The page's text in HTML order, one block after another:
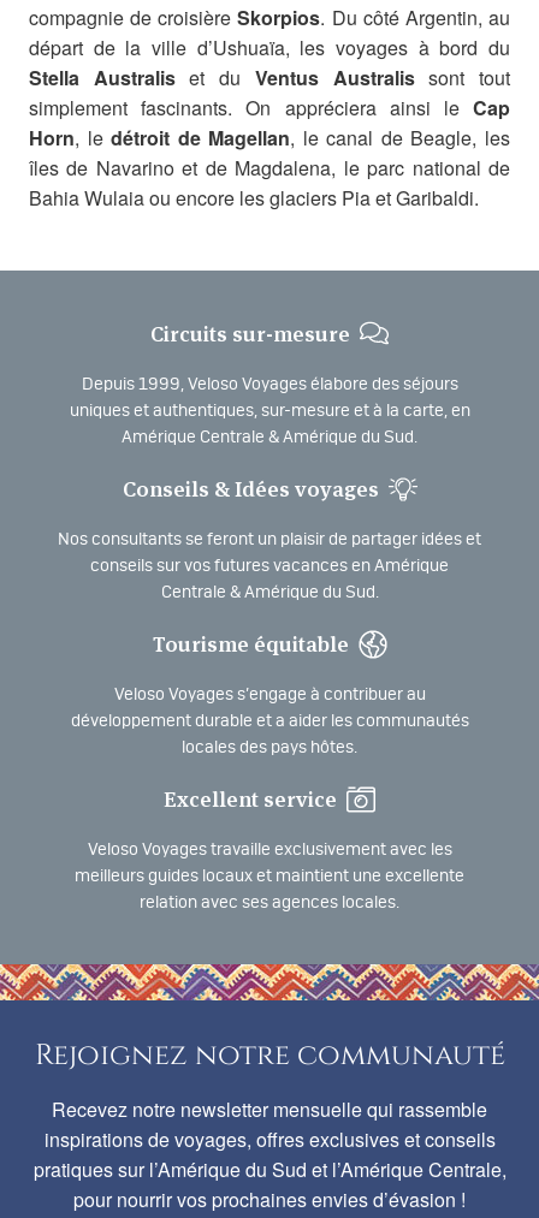
compagnie de croisièreSkorpios. Du côté Argentin, au
départ de la ville d’Ushuaïa, les voyages à bord du
Stella Australiset du Ventus Australissont tout
simplement fascinants. On appréciera ainsi le Cap
Horn, ledétroit de Magellan, le canal de Beagle, les
îles de Navarino et de Magdalena, le parc national de
Bahia Wulaia ou encore les glaciers Pia et Garibaldi.
Circuits sur-mesure
Depuis 1999, Veloso Voyages élabore des séjours
uniques et authentiques, sur-mesure et à la carte, en
Amérique Centrale & Amérique du Sud.
Conseils & Idées voyages
Nos consultants se feront un plaisir de partager idées et
conseils sur vos futures vacances en Amérique
Centrale & Amérique du Sud.
Tourisme équitable
Veloso Voyages s’engage à contribuer au
développement durable et a aider les communautés
locales des pays hôtes.
Excellent service
Veloso Voyages travaille exclusivement avec les
meilleurs guides locaux et maintient une excellente
relation avec ses agences locales.
Rejoignez notre communauté
Recevez notre newsletter mensuelle qui rassemble
inspirations de voyages, offres exclusives et conseils
pratiques sur l’Amérique du Sud et l’Amérique Centrale,
pour nourrir vos prochaines envies d’évasion !